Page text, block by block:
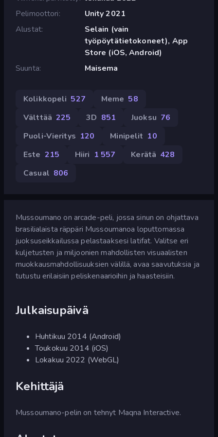
Pelimoottori
Unity 2021
Alustat
Selain (vain
työpöytätietokoneet), App
Store (iOS, Android)
Suunta
Maisema
Kolikkopeli 527 Meme 58
Välttää 225 3D 851 Juoksu 76
Puoli-Vieritys 120 Minipelit 10
Este 215 Hiiri 1 557 Kerätä 428
Casual 806
Mussoumano on arcade-peli, jossa sinun on ohjattava
brasilialaista räppäri Mussoumanoa loputtomassa
juoksuseikkailussa pelastaaksesi latifat. Valitse eri
kuljetusten ja miljoonien mahdollisten visuaalisten
muokkausmahdollisuuksien välillä, avaa saavutuksia ja
tutustu erilaisiin peliskenaarioihin ja haasteisiin.
Julkaisupäivä
Huhtikuu 2014 (Android)
Toukokuu 2014 (iOS)
Lokakuu 2022 (WebGL)
Kehittäjä
Mussoumano-pelin on tehnyt Maqna Interactive.